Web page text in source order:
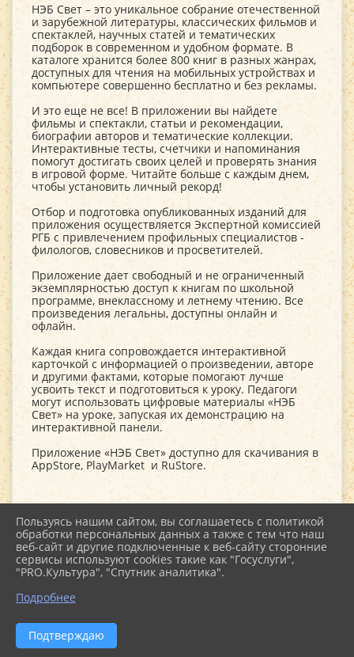
НЭБ Свет – это уникальное собрание отечественной
и зарубежной литературы, классических фильмов и
спектаклей, научных статей и тематических
подборок в современном и удобном формате. В
каталоге хранится более 800 книг в разных жанрах,
доступных для чтения на мобильных устройствах и
компьютере совершенно бесплатно и без рекламы.
И это еще не все! В приложении вы найдете
фильмы и спектакли, статьи и рекомендации,
биографии авторов и тематические коллекции.
Интерактивные тесты, счетчики и напоминания
помогут достигать своих целей и проверять знания
в игровой форме. Читайте больше с каждым днем,
чтобы установить личный рекорд!
Отбор и подготовка опубликованных изданий для
приложения осуществляется Экспертной комиссией
РГБ с привлечением профильных специалистов -
филологов, словесников и просветителей.
Приложение дает свободный и не ограниченный
экземплярностью доступ к книгам по школьной
программе, внеклассному и летнему чтению. Все
произведения легальны, доступны онлайн и
офлайн.
Каждая книга сопровождается интерактивной
карточкой с информацией о произведении, авторе
и другими фактами, которые помогают лучше
усвоить текст и подготовиться к уроку. Педагоги
могут использовать цифровые материалы «НЭБ
Свет» на уроке, запуская их демонстрацию на
интерактивной панели.
Приложение «НЭБ Свет» доступно для скачивания в
AppStore, PlayMarket и RuStore.
2026 г. kultstar.ru
Вход
Карта сайта
Политика обработки персональных данных
Сделано на KubCMS
Разработка и поддержка
Пользуясь нашим сайтом, вы соглашаетесь с политикой
обработки персональных данных а также с тем что наш
веб-сайт и другие подключенные к веб-сайту сторонние
сервисы используют cookies такие как "Госуслуги",
"PRO.Культура", "Спутник аналитика".
Подробнее
Подтверждаю